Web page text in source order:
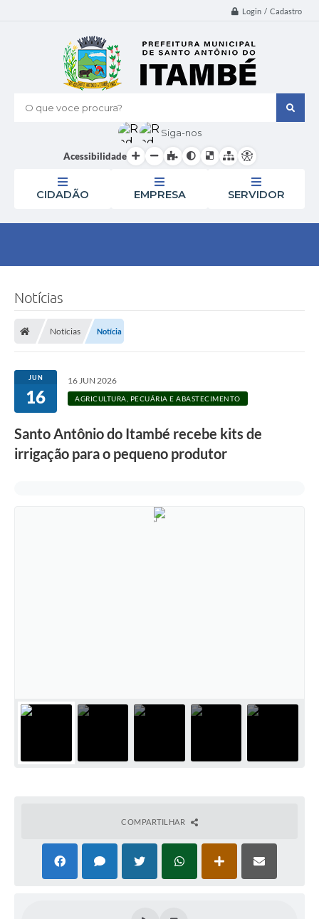
Login / Cadastro
O que voce procura?
Siga-nos
Acessibilidade
CIDADÃO EMPRESA SERVIDOR
Notícias
Notícias Notícia
JUN
16
16 JUN 2026
AGRICULTURA, PECUÁRIA E ABASTECIMENTO
Santo Antônio do Itambé recebe kits de
irrigação para o pequeno produtor
COMPARTILHAR